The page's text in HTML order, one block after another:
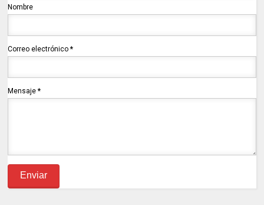
Nombre
Correo electrónico*
Mensaje*